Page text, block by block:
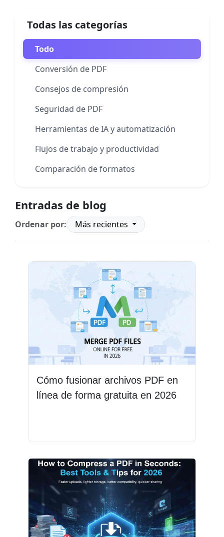
Todas las categorías
Todo
Conversión de PDF
Consejos de compresión
Seguridad de PDF
Herramientas de IA y automatización
Flujos de trabajo y productividad
Comparación de formatos
Entradas de blog
Ordenar por: Más recientes
Cómo fusionar archivos PDF en
línea de forma gratuita en 2026